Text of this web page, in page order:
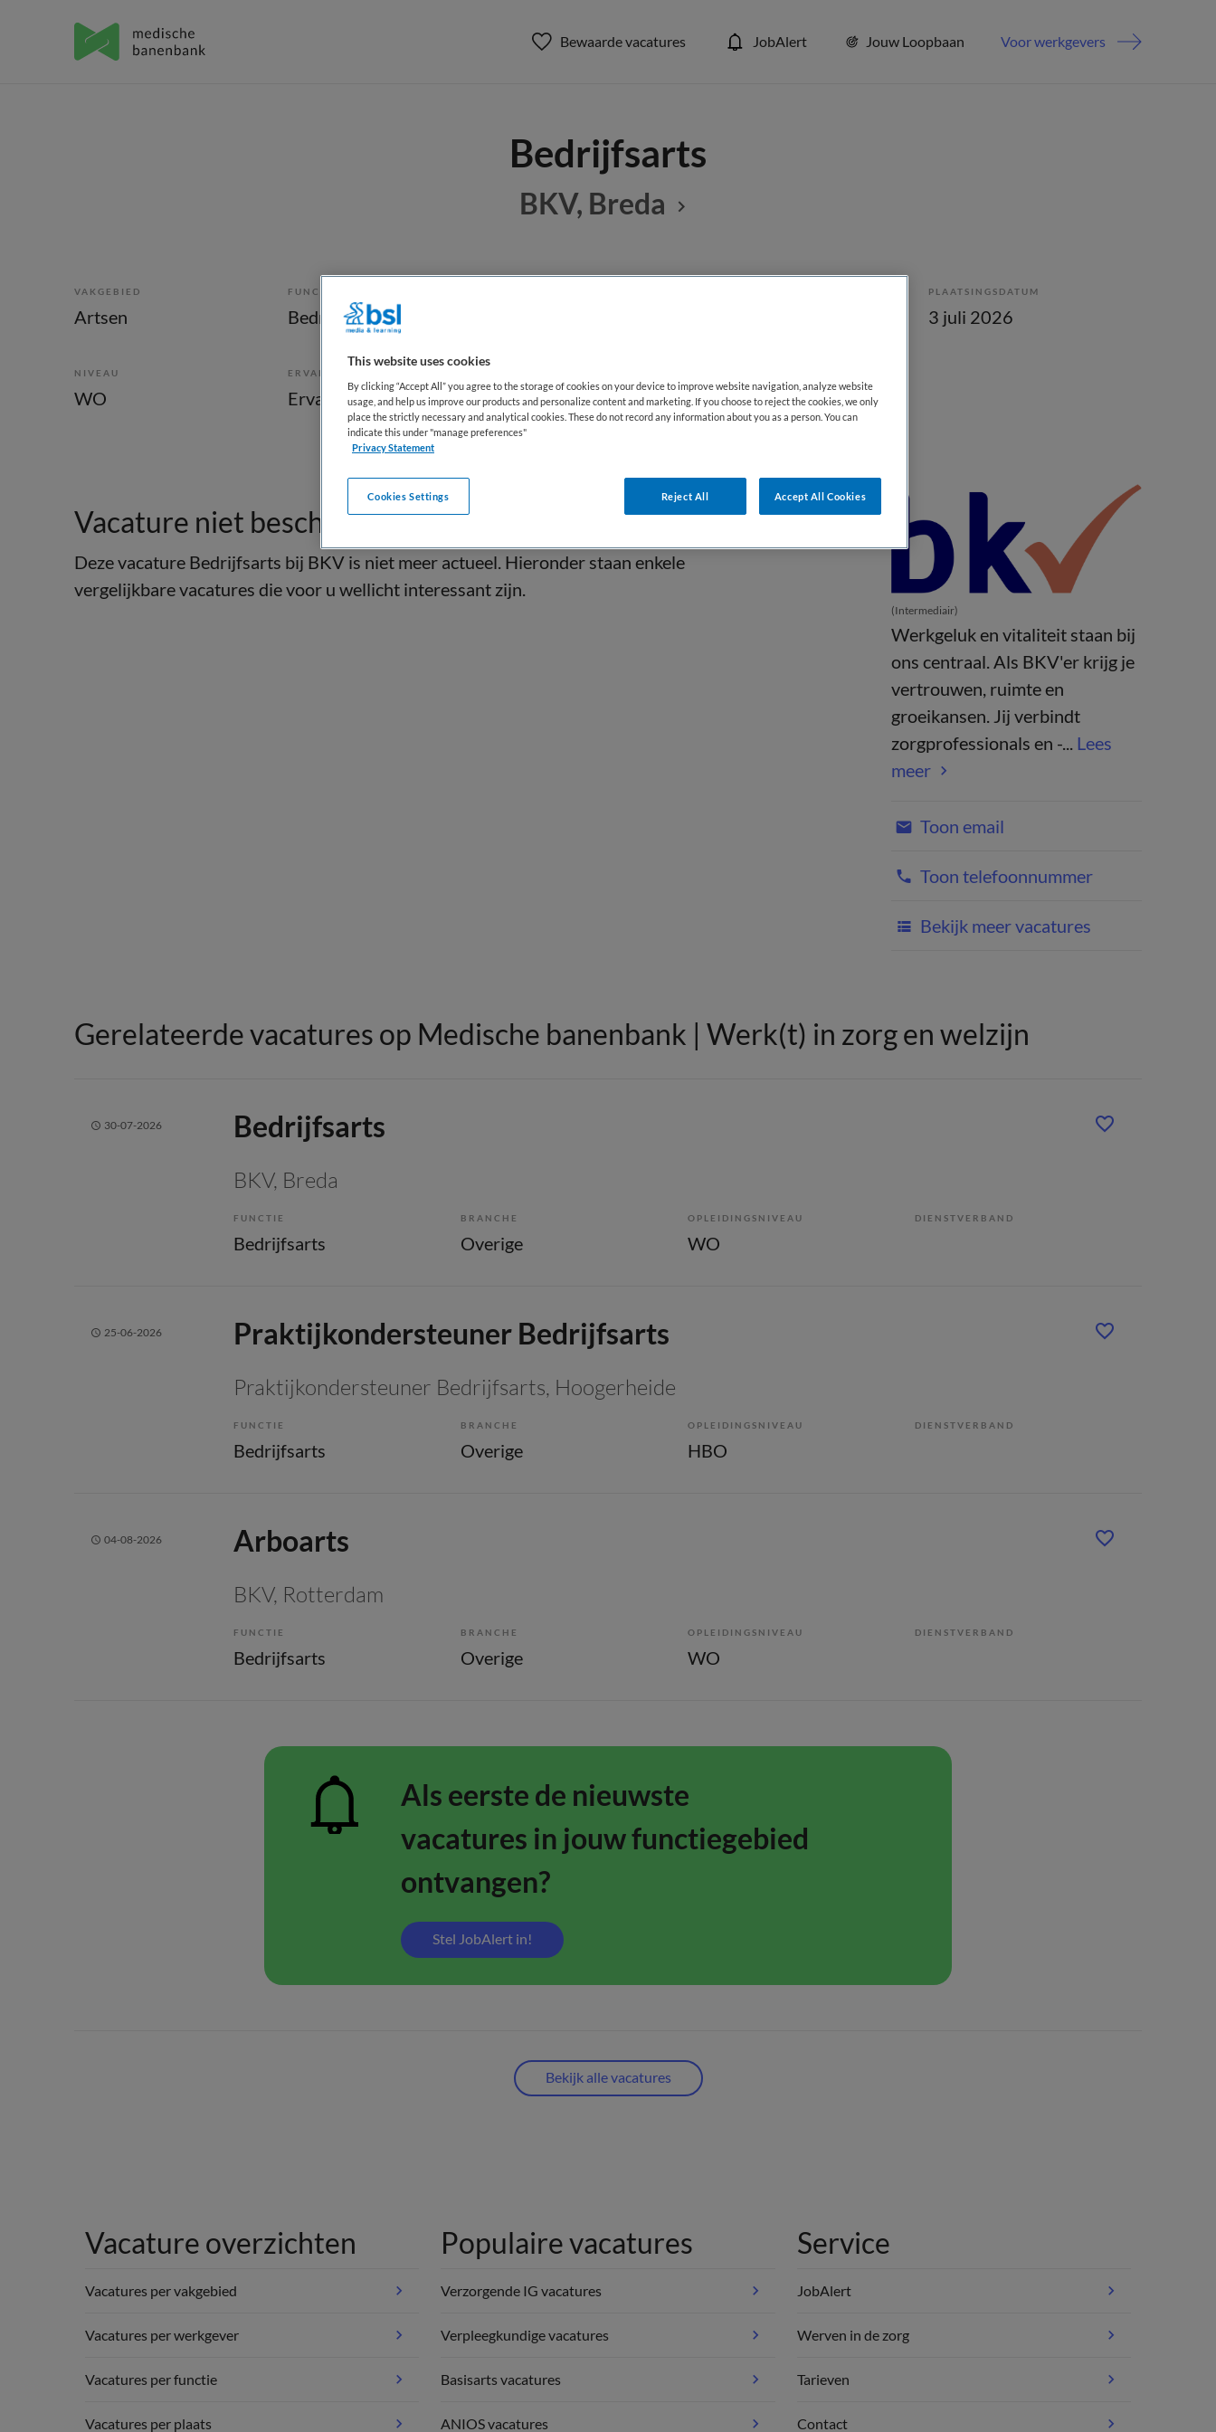
Bewaarde vacatures JobAlert Jouw Loopbaan Voor werkgevers
Bedrijfsarts
BKV, Breda
VAKGEBIED
Artsen
FUNCTIE
Bedrijfsarts
PLAATSINGSDATUM
3 juli 2026
NIVEAU
WO
ERVARING
Ervaren Fulltime
Vacature niet beschikbaar
Deze vacature Bedrijfsarts bij BKV is niet meer actueel. Hieronder staan enkele
vergelijkbare vacatures die voor u wellicht interessant zijn.
(Intermediair)
Werkgeluk en vitaliteit staan bij
ons centraal. Als BKV'er krijg je
vertrouwen, ruimte en
groeikansen. Jij verbindt
zorgprofessionals en -... Lees
meer
Toon email
Toon telefoonnummer
Bekijk meer vacatures
Gerelateerde vacatures op Medische banenbank | Werk(t) in zorg en welzijn
30-07-2026 Bedrijfsarts
BKV, Breda
FUNCTIE
Bedrijfsarts
BRANCHE
Overige
OPLEIDINGSNIVEAU
WO
DIENSTVERBAND
25-06-2026 Praktijkondersteuner Bedrijfsarts
Praktijkondersteuner Bedrijfsarts, Hoogerheide
FUNCTIE
Bedrijfsarts
BRANCHE
Overige
OPLEIDINGSNIVEAU
HBO
DIENSTVERBAND
04-08-2026 Arboarts
BKV, Rotterdam
FUNCTIE
Bedrijfsarts
BRANCHE
Overige
OPLEIDINGSNIVEAU
WO
DIENSTVERBAND
Als eerste de nieuwste
vacatures in jouw functiegebied
ontvangen?
Stel JobAlert in!
Bekijk alle vacatures
Vacature overzichten
Vacatures per vakgebied
Vacatures per werkgever
Vacatures per functie
Vacatures per plaats
Populaire vacatures
Verzorgende IG vacatures
Verpleegkundige vacatures
Basisarts vacatures
ANIOS vacatures
Service
JobAlert
Werven in de zorg
Tarieven
Contact
This website uses cookies
By clicking “Accept All” you agree to the storage of cookies on your device to improve website navigation, analyze website
usage, and help us improve our products and personalize content and marketing. If you choose to reject the cookies, we only
place the strictly necessary and analytical cookies. These do not record any information about you as a person. You can
indicate this under "manage preferences"
Privacy Statement
Reject All Accept All Cookies
Cookies Settings